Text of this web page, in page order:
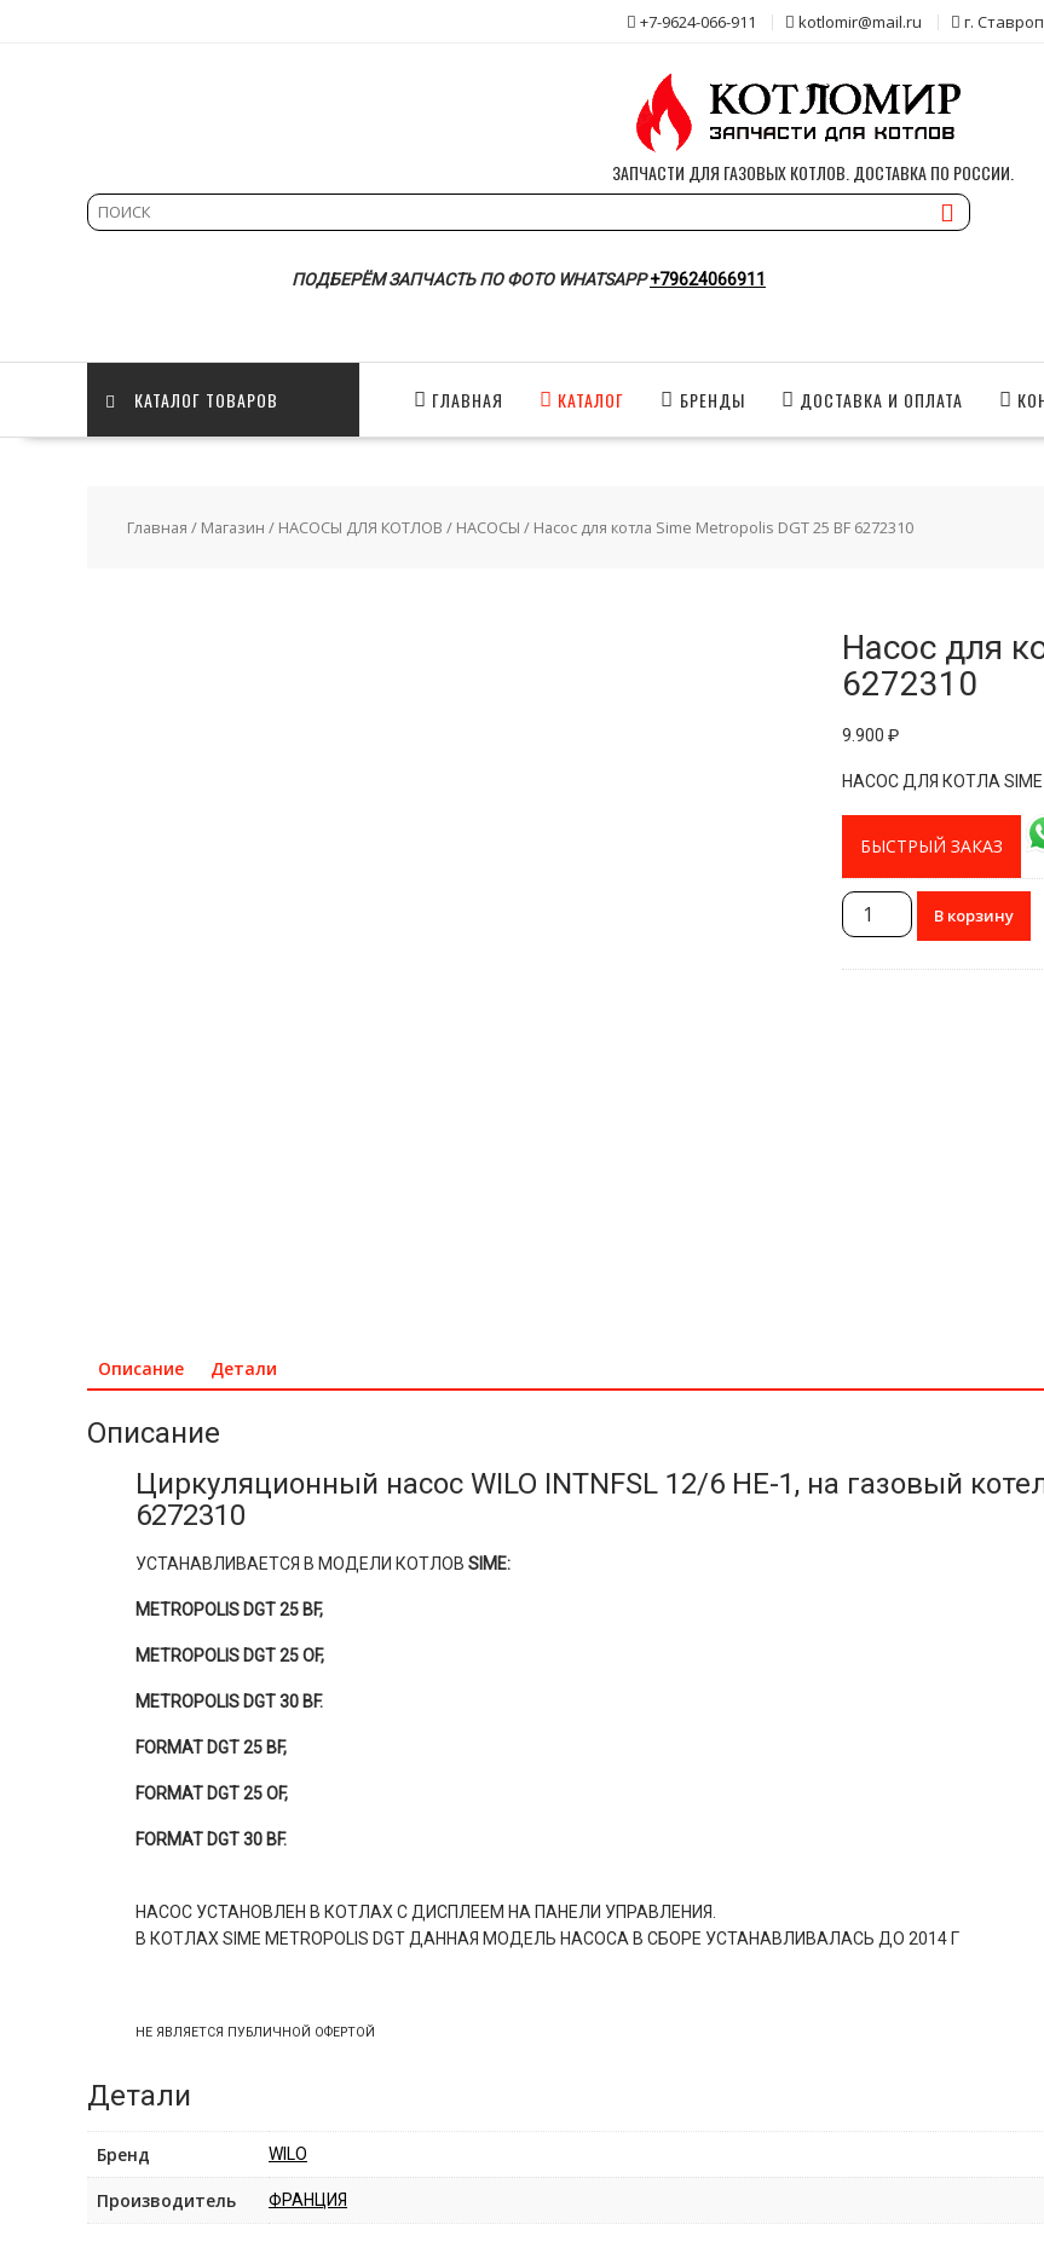
+7-9624-066-911 kotlomir@mail.ru г.
ЗАПЧАСТИ ДЛЯ ГАЗОВЫХ КОТЛОВ. ДОСТАВКА ПО РОССИИ.
ПОДБЕРЁМ ЗАПЧАСТЬ ПО ФОТО WHATSAPP +79624066911
КАТАЛОГ ТОВАРОВ ГЛАВНАЯ КАТАЛОГ БРЕНДЫ ДОСТАВКА И ОПЛАТА
Главная / Магазин / НАСОСЫ ДЛЯ КОТЛОВ / НАСОСЫ / Насос для котла Sime Metropolis DGT 25 BF 6272310
Насос для
6272310
9.900 ₽
НАСОС ДЛЯ КОТЛА SIME
БЫСТРЫЙ ЗАКАЗ
Количество
товара
В корзину
Описание Детали
Описание
Циркуляционный насос WILO INTNFSL 12/6 HE-1, на газовый
6272310
УСТАНАВЛИВАЕТСЯ В МОДЕЛИ КОТЛОВ SIME:
METROPOLIS DGT 25 BF,
METROPOLIS DGT 25 OF,
METROPOLIS DGT 30 BF.
FORMAT DGT 25 BF,
FORMAT DGT 25 OF,
FORMAT DGT 30 BF.
НАСОС УСТАНОВЛЕН В КОТЛАХ С ДИСПЛЕЕМ НА ПАНЕЛИ УПРАВЛЕНИЯ.
В КОТЛАХ SIME METROPOLIS DGT ДАННАЯ МОДЕЛЬ НАСОСА В СБОРЕ УСТАНАВЛИВАЛАСЬ ДО 2014 Г
НЕ ЯВЛЯЕТСЯ ПУБЛИЧНОЙ ОФЕРТОЙ
Детали
Бренд WILO
Производитель ФРАНЦИЯ